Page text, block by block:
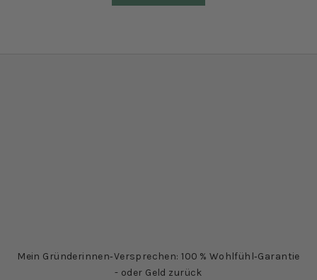
Mein Gründerinnen‑Versprechen: 100 % Wohlfühl‑Garantie
- oder Geld zurück